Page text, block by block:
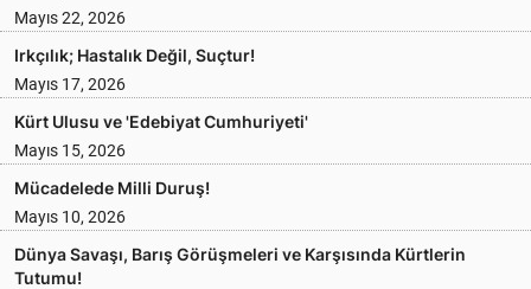
Mayıs 22, 2026
Irkçılık; Hastalık Değil, Suçtur!
Mayıs 17, 2026
Kürt Ulusu ve 'Edebiyat Cumhuriyeti'
Mayıs 15, 2026
Mücadelede Milli Duruş!
Mayıs 10, 2026
Dünya Savaşı, Barış Görüşmeleri ve Karşısında Kürtlerin
Tutumu!